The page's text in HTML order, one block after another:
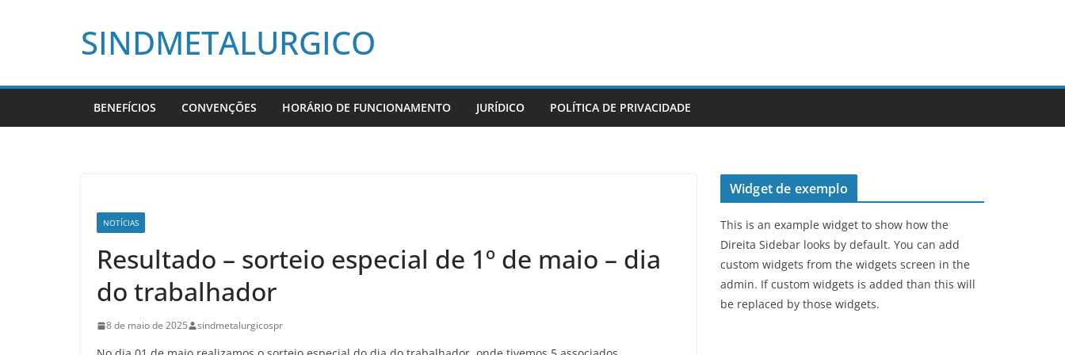
SINDMETALURGICO
BENEFÍCIOS CONVENÇÕES HORÁRIO DE FUNCIONAMENTO JURÍDICO POLÍTICA DE PRIVACIDADE
NOTÍCIAS
Resultado – sorteio especial de 1º de maio – dia
do trabalhador
8 de maio de 2025 sindmetalurgicospr
Widget de exemplo
This is an example widget to show how the
Direita Sidebar looks by default. You can add
custom widgets from the widgets screen in the
admin. If custom widgets is added than this will
be replaced by those widgets.